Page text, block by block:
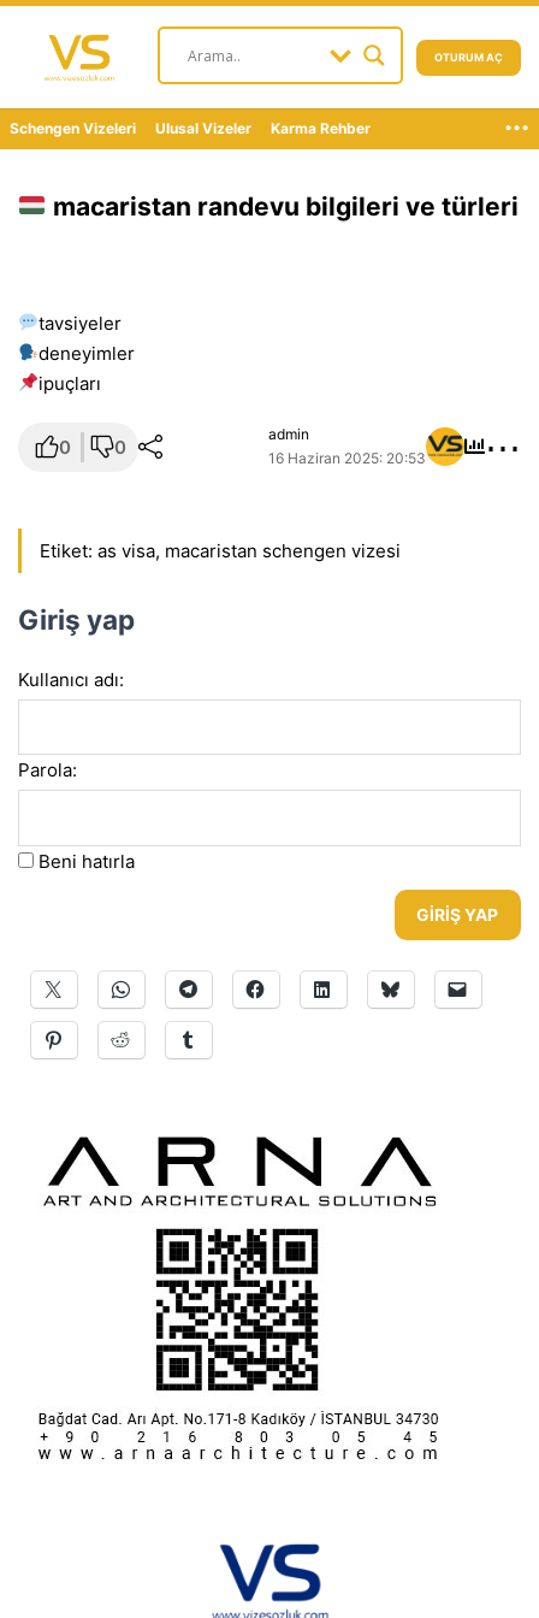
OTURUM AÇ
Schengen Vizeleri Ulusal Vizeler Karma Rehber ...
macaristan randevu bilgileri ve türleri
tavsiyeler
deneyimler
i̇puçları
0 0
admin
16 Haziran 2025: 20:53
⋯
Etiket: as visa, macaristan schengen vizesi
Giriş yap
Kullanıcı adı:
Parola:
Beni hatırla
GIRIŞ YAP